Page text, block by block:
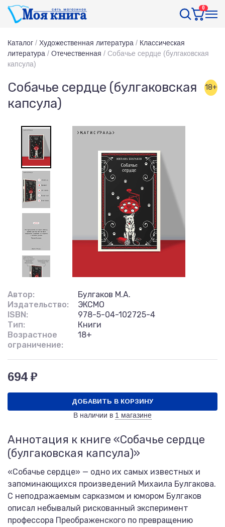
0
Каталог / Художественная литература / Классическая
литература / Отечественная / Собачье сердце (булгаковская
капсула)
Собачье сердце (булгаковская
капсула)
18+
Автор:
Булгаков М.А.
Издательство:
ЭКСМО
ISBN:
978-5-04-102725-4
Тип:
Книги
Возрастное
ограничение:
18+
694 ₽
ДОБАВИТЬ В КОРЗИНУ
В наличии в 1 магазине
Аннотация к книге «Собачье сердце
(булгаковская капсула)»
«Собачье сердце» — одно их самых известных и
запоминающихся произведений Михаила Булгакова.
С неподражаемым сарказмом и юмором Булгаков
описал небывалый рискованный эксперимент
профессора Преображенского по превращению